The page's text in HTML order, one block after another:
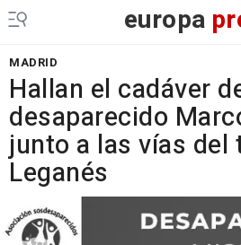
europa
MADRID
Hallan el cadáver
desaparecido
junto a las vías del
Leganés